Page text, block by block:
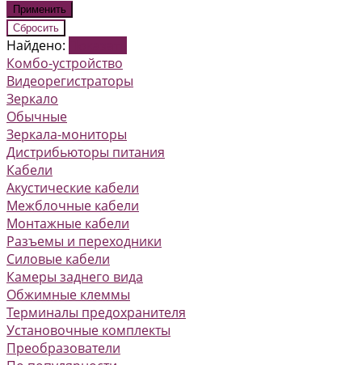
Найдено:
Комбо-устройство
Видеорегистраторы
Зеркало
Обычные
Зеркала-мониторы
Дистрибьюторы питания
Кабели
Акустические кабели
Межблочные кабели
Монтажные кабели
Разъемы и переходники
Силовые кабели
Камеры заднего вида
Обжимные клеммы
Терминалы предохранителя
Установочные комплекты
Преобразователи